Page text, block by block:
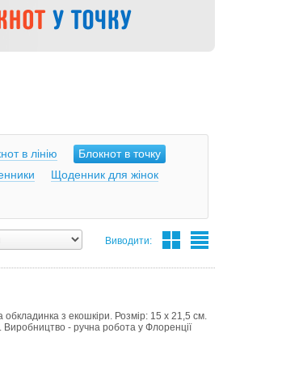
в лінію
Блокнот в точку
Щоденник для жінок
Виводити:
з екошкіри. Розмір: 15 х 21,5 см.
Виробництво - ручна робота у Флоренції